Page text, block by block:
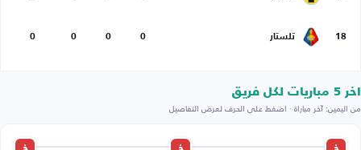
18 تلستار 0
0
0
0
اخر 5 مباريات لكل فريق
من اليمين: آخر مباراة · اضغط على الحرف لعرض التفاصيل